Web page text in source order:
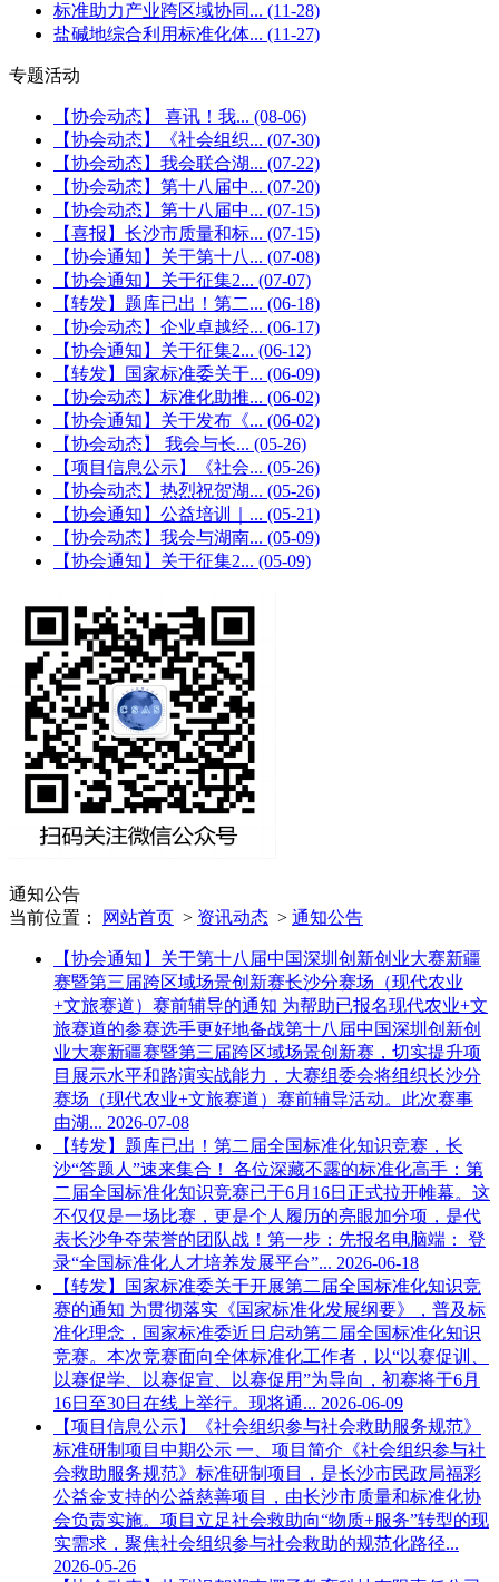
标准助力产业跨区域协同... (11-28)
盐碱地综合利用标准化体... (11-27)
专题活动
【协会动态】 喜讯！我... (08-06)
【协会动态】《社会组织... (07-30)
【协会动态】我会联合湖... (07-22)
【协会动态】第十八届中... (07-20)
【协会动态】第十八届中... (07-15)
【喜报】长沙市质量和标... (07-15)
【协会通知】关于第十八... (07-08)
【协会通知】关于征集2... (07-07)
【转发】题库已出！第二... (06-18)
【协会动态】企业卓越经... (06-17)
【协会通知】关于征集2... (06-12)
【转发】国家标准委关于... (06-09)
【协会动态】标准化助推... (06-02)
【协会通知】关于发布《... (06-02)
【协会动态】 我会与长... (05-26)
【项目信息公示】《社会... (05-26)
【协会动态】热烈祝贺湖... (05-26)
【协会通知】公益培训｜... (05-21)
【协会动态】我会与湖南... (05-09)
【协会通知】关于征集2... (05-09)
通知公告
当前位置：
网站首页 > 资讯动态 > 通知公告
【协会通知】关于第十八届中国深圳创新创业大赛新疆
赛暨第三届跨区域场景创新赛长沙分赛场（现代农业
+文旅赛道）赛前辅导的通知 为帮助已报名现代农业+文
旅赛道的参赛选手更好地备战第十八届中国深圳创新创
业大赛新疆赛暨第三届跨区域场景创新赛，切实提升项
目展示水平和路演实战能力，大赛组委会将组织长沙分
赛场（现代农业+文旅赛道）赛前辅导活动。此次赛事
由湖... 2026-07-08
【转发】题库已出！第二届全国标准化知识竞赛，长
沙“答题人”速来集合！
各位深藏不露的标准化高手：第
二届全国标准化知识竞赛已于6月16日正式拉开帷幕。这
不仅仅是一场比赛，更是个人履历的亮眼加分项，是代
表长沙争夺荣誉的团队战！第一步：先报名电脑端： 登
录“全国标准化人才培养发展平台”... 2026-06-18
【转发】国家标准委关于开展第二届全国标准化知识竞
赛的通知 为贯彻落实《国家标准化发展纲要》，普及标
准化理念，国家标准委近日启动第二届全国标准化知识
竞赛。本次竞赛面向全体标准化工作者，以“以赛促训、
以赛促学、以赛促宣、以赛促用”为导向，初赛将于6月
16日至30日在线上举行。现将通... 2026-06-09
【项目信息公示】《社会组织参与社会救助服务规范》
标准研制项目中期公示 一、项目简介《社会组织参与社
会救助服务规范》标准研制项目，是长沙市民政局福彩
公益金支持的公益慈善项目，由长沙市质量和标准化协
会负责实施。项目立足社会救助向“物质+服务”转型的现
实需求，聚焦社会组织参与社会救助的规范化路径...
2026-05-26